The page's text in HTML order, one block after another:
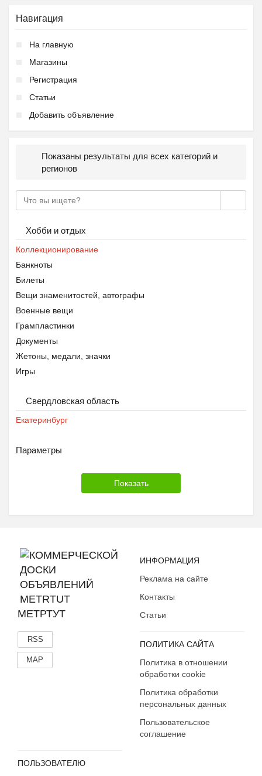
Навигация
На главную
Магазины
Регистрация
Статьи
Добавить объявление
Показаны результаты для всех категорий и
регионов
Хобби и отдых
Коллекционирование
Банкноты
Билеты
Вещи знаменитостей, автографы
Военные вещи
Грампластинки
Документы
Жетоны, медали, значки
Игры
Картины
Киндер-сюрприз
Макеты оружия
Спортивные карточки
Фотографии, письма
Этикетки, бутылки, пробки
Другое
Свердловская область
Екатеринбург
Параметры
МЕТРТУТ
RSS
MAP
ИНФОРМАЦИЯ
Реклама на сайте
Контакты
Статьи
ПОЛИТИКА САЙТА
Политика в отношении
обработки cookie
Политика обработки
персональных данных
Пользовательское
соглашение
ПОЛЬЗОВАТЕЛЮ